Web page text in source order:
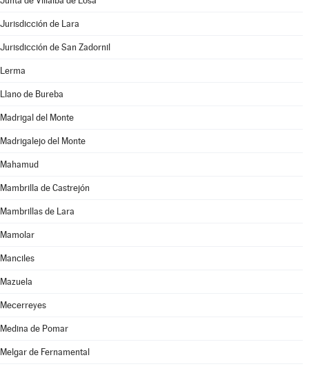
Jurisdicción de Lara
Jurisdicción de San Zadornil
Lerma
Llano de Bureba
Madrigal del Monte
Madrigalejo del Monte
Mahamud
Mambrilla de Castrejón
Mambrillas de Lara
Mamolar
Manciles
Mazuela
Mecerreyes
Medina de Pomar
Melgar de Fernamental